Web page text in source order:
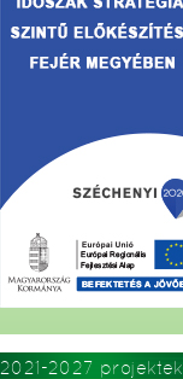
2021-2027 projektek